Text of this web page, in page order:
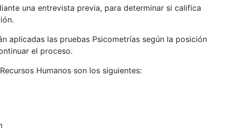
una entrevista previa, para determinar si califica
aplicadas las pruebas Psicometrías según la posición
el proceso.
Humanos son los siguientes: